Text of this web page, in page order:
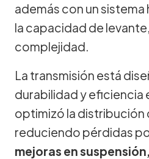
además con un
la capacidad de
complejidad.
La transmisión está
durabilidad y eficiencia
optimizó la distribución
reduciendo pérdidas
mejoras en